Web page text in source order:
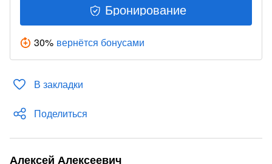
Бронирование
30% вернётся бонусами
В закладки
Поделиться
Алексей Алексеевич